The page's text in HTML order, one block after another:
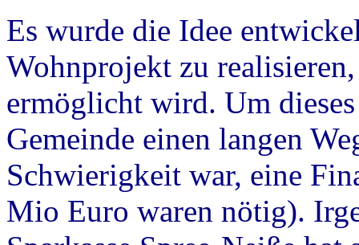
Es wurde die Idee
Wohnprojekt zu
ermöglicht wird. Um
Gemeinde einen langen
Schwierigkeit war, eine
Mio Euro waren nötig).